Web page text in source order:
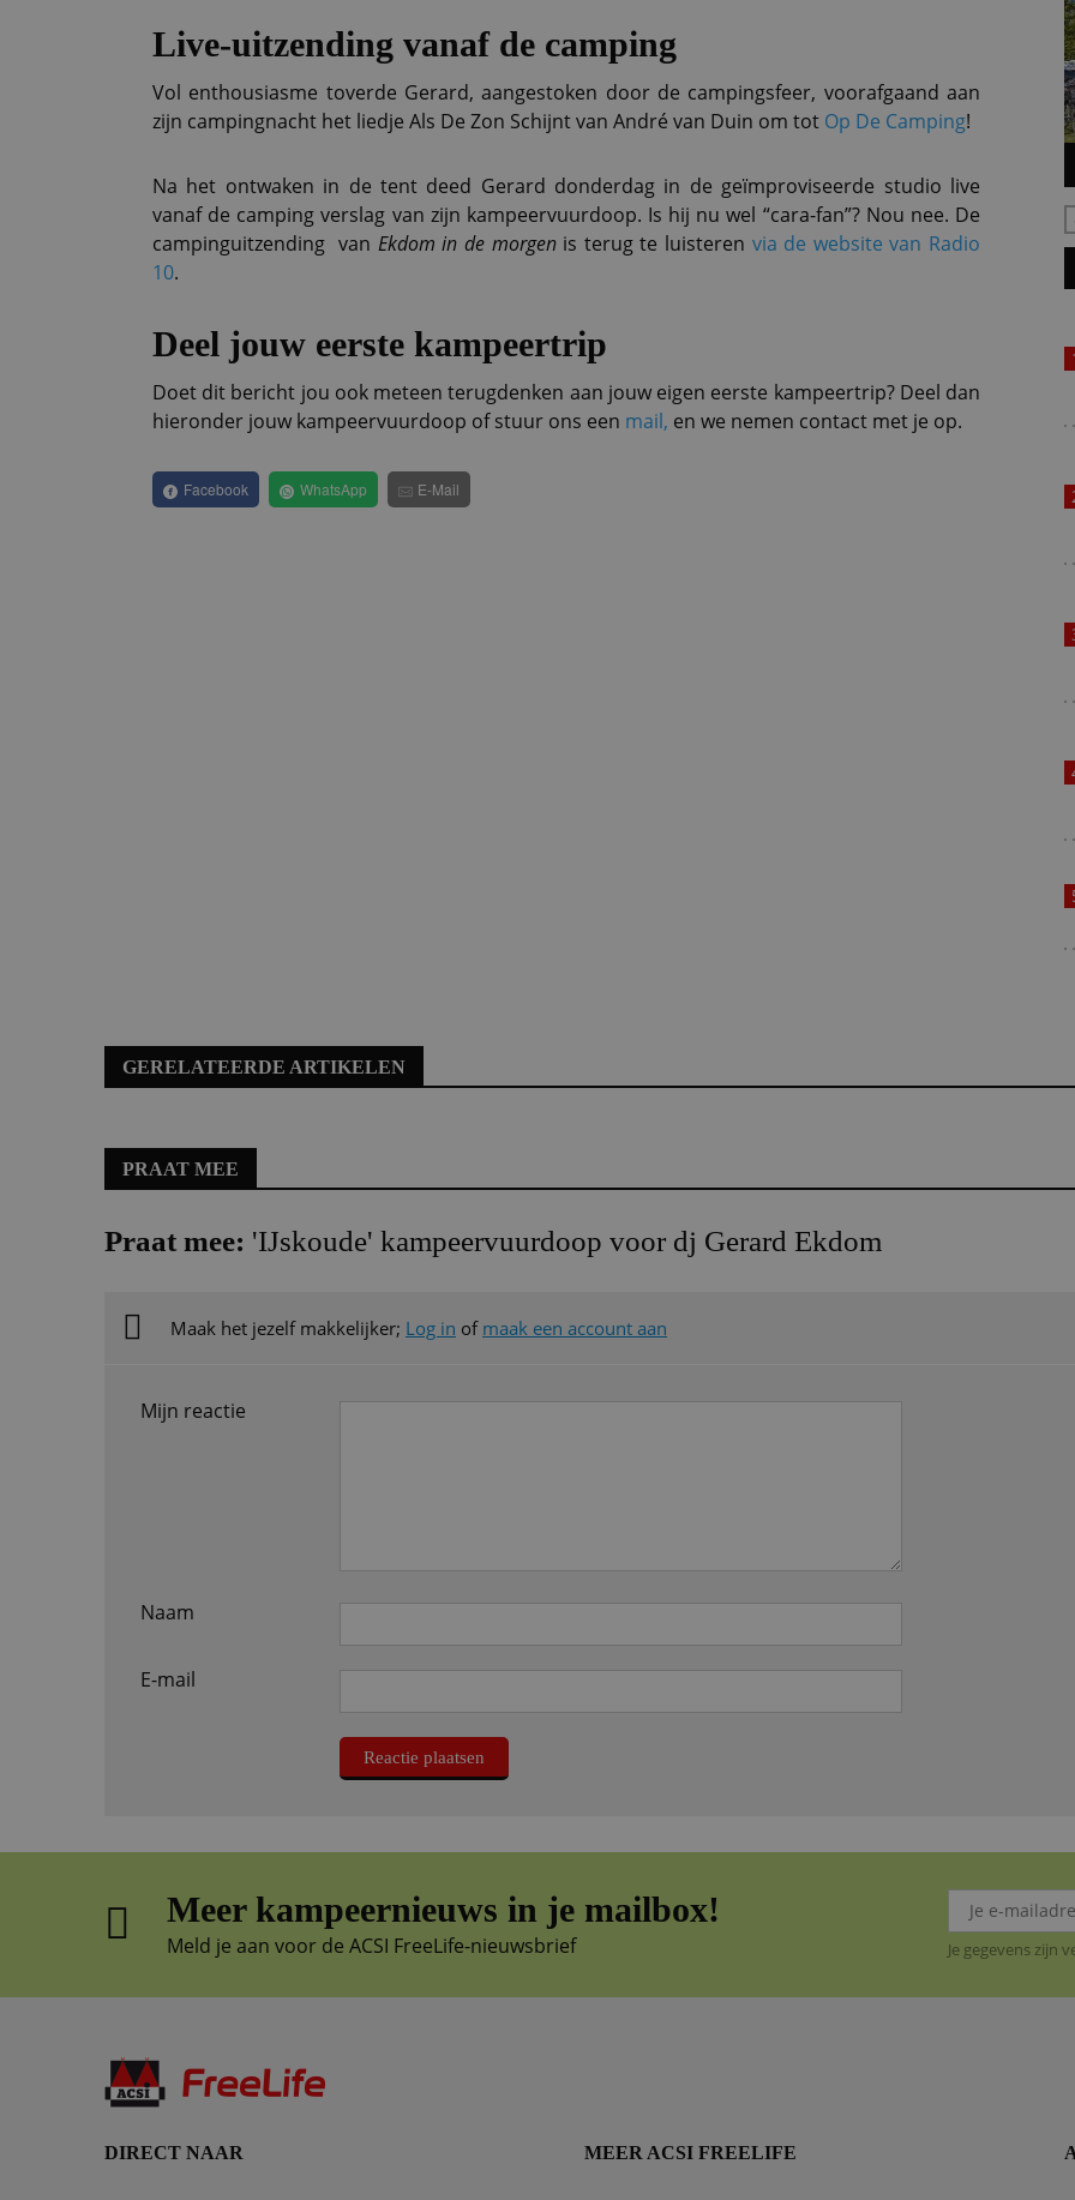
Live-uitzending vanaf de camping
Vol enthousiasme toverde Gerard, aangestoken door de campingsfeer, voorafgaand aan
zijn campingnacht het liedje Als De Zon Schijnt van André van Duin om tot Op De Camping!
Na het ontwaken in de tent deed Gerard donderdag in de geïmproviseerde studio live
vanaf de camping verslag van zijn kampeervuurdoop. Is hij nu wel “cara-fan”? Nou nee. De
campinguitzending van Ekdom in de morgenis terug te luisteren via de website van Radio
10.
Deel jouw eerste kampeertrip
Doet dit bericht jou ook meteen terugdenken aan jouw eigen eerste kampeertrip? Deel dan
hieronder jouw kampeervuurdoop of stuur ons een mail, en we nemen contact met je op.
Facebook WhatsApp E-Mail
GERELATEERDE ARTIKELEN
PRAAT MEE
Praat mee: 'IJskoude' kampeervuurdoop voor dj Gerard Ekdom
Maak het jezelf makkelijker; Log in of maak een account aan
Mijn reactie
Naam
E-mail
Meer kampeernieuws in je mailbox!
Meld je aan voor de ACSI FreeLife-nieuwsbrief Je gegevens zijn
DIRECT NAAR MEER ACSI FREELIFE